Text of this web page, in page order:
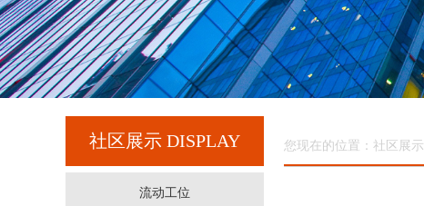
社区展示 DISPLAY
流动工位
您现在的位置：社区展示